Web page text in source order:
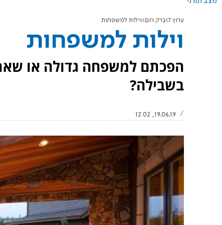
ערוץ 7 ברק רום וילות למשפחות
וילות למשפחות
הפכתם למשפחה גדולה או
בשבילה?
19.06.19, 12:02